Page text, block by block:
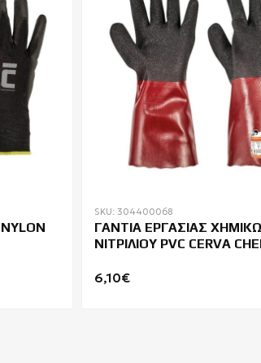
SKU: 304400068
ΓΑΝΤΙΑ ΕΡΓΑΣΙΑΣ
ΝΙΤΡΙΛΙΟΥ PVC CERVA
6,10€